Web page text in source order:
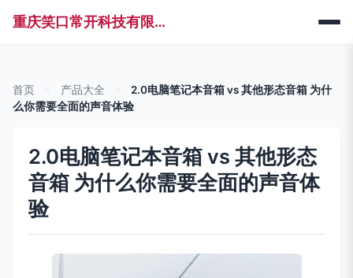
重庆笑口常开科技有限公司
首页 产品大全
2.0电脑笔记本音箱 vs 其他形态音箱 为什
么你需要全面的声音体验
2.0电脑笔记本音箱 vs 其他形态
音箱 为什么你需要全面的声音体
验